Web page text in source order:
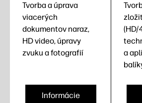
Tvorba a úprava
viacerých
dokumentov naraz,
HD video, úpravy
zvuku a fotografií
(HD/
a
Informácie